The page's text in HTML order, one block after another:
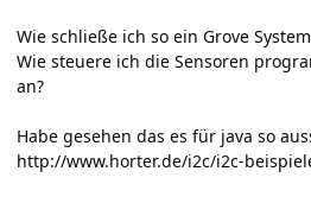
Wie schließe ich so ein Grove
Wie steuere ich die Sensoren
an?
Habe gesehen das es für java so
http://www.horter.de/i2c/i2c-